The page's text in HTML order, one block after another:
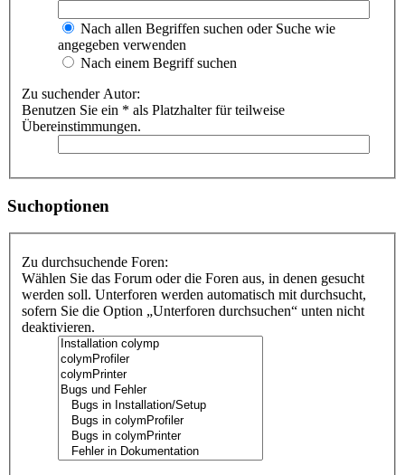
Nach allen Begriffen suchen oder Suche wie
angegeben verwenden
Nach einem Begriff suchen
Zu suchender Autor:
Benutzen Sie ein * als Platzhalter für teilweise
Übereinstimmungen.
Suchoptionen
Zu durchsuchende Foren:
Wählen Sie das Forum oder die Foren aus, in denen gesucht
werden soll. Unterforen werden automatisch mit durchsucht,
sofern Sie die Option „Unterforen durchsuchen“ unten nicht
deaktivieren.